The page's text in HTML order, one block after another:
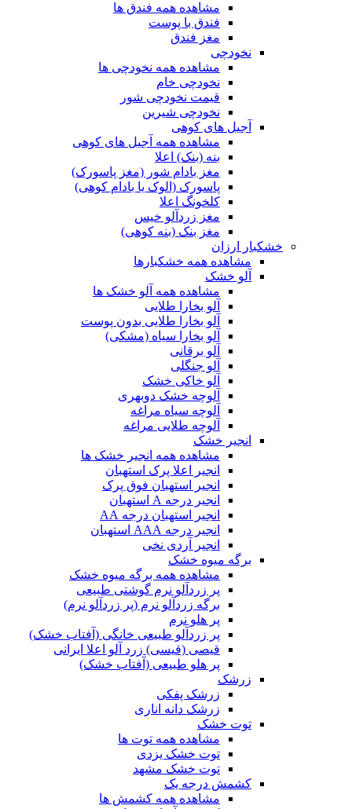
مشاهده همه فندق ها
فندق با پوست
مغز فندق
نخودچی
مشاهده همه نخودچی ها
نخودچی خام
قیمت نخودچی شور
نخودچی شیرین
آجیل های کوهی
مشاهده همه آجیل های کوهی
بنه (بنک) اعلا
مغز بادام شور (مغز پاسورک)
پاسورک (الوک یا بادام کوهی)
کلخونگ اعلا
مغز زردآلو خیس
مغز بنک (بنه کوهی)
خشکبار ارزان
مشاهده همه خشکبارها
آلو خشک
مشاهده همه آلو خشک ها
آلو بخارا طلایی
آلو بخارا طلایی بدون پوست
آلو بخارا سیاه (مشکی)
آلو برقانی
آلو جنگلی
آلو خاکی خشک
آلوچه خشک دوبهری
آلوچه سیاه مراغه
آلوچه طلایی مراغه
انجیر خشک
مشاهده همه انجیر خشک ها
انجیر اعلا پرک استهبان
انجیر استهبان فوق پرک
انجیر درجه A استهبان
انجیر استهبان درجه AA
انجیر درجه AAA استهبان
انجیر آردی نخی
برگه میوه خشک
مشاهده همه برگه میوه خشک
پر زردآلو نرم گوشتی طبیعی
برگه زردآلو نرم (پر زردآلو نرم)
پر هلو نرم
پر زردآلو طبیعی خانگی (آفتاب خشک)
قیصی (قیسی) زرد آلو اعلا ایرانی
پر هلو طبیعی (آفتاب خشک)
زرشک
زرشک پفکی
زرشک دانه اناری
توت خشک
مشاهده همه توت ها
توت خشک یزدی
توت خشک مشهد
کشمش درجه یک
مشاهده همه کشمش ها